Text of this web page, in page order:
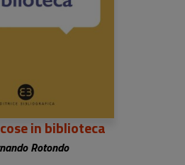
in biblioteca
Rotondo